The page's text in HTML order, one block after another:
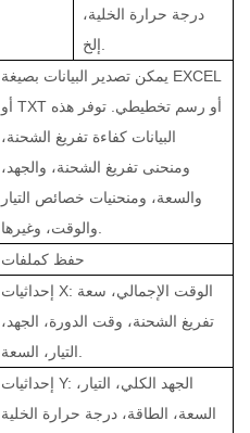
درجة حرارة الخلية،
إلخ.
يمكن تصدير البيانات بصيغة EXCEL
أو TXT أو رسم تخطيطي. توفر هذه
البيانات كفاءة تفريغ الشحنة،
ومنحنى تفريغ الشحنة، والجهد،
والسعة، ومنحنيات خصائص التيار
والوقت، وغيرها.
حفظ كملفات
إحداثيات X: الوقت الإجمالي، سعة
تفريغ الشحنة، وقت الدورة، الجهد،
التيار، السعة.
إحداثيات Y: الجهد الكلي، التيار،
السعة، الطاقة، درجة حرارة الخلية